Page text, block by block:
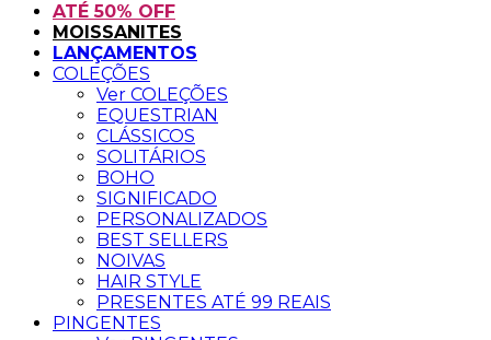
ATÉ 50% OFF
MOISSANITES
LANÇAMENTOS
COLEÇÕES
Ver COLEÇÕES
EQUESTRIAN
CLÁSSICOS
SOLITÁRIOS
BOHO
SIGNIFICADO
PERSONALIZADOS
BEST SELLERS
NOIVAS
HAIR STYLE
PRESENTES ATÉ 99 REAIS
PINGENTES